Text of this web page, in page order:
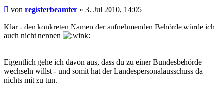
Beitrag
von registerbeamter » 3. Jul 2010, 14:05
Klar - den konkreten Namen der aufnehmenden Behörde würde ich
auch nicht nennen
Eigentlich gehe ich davon aus, dass du zu einer Bundesbehörde
wechseln willst - und somit hat der Landespersonalausschuss da
nichts mit zu tun.